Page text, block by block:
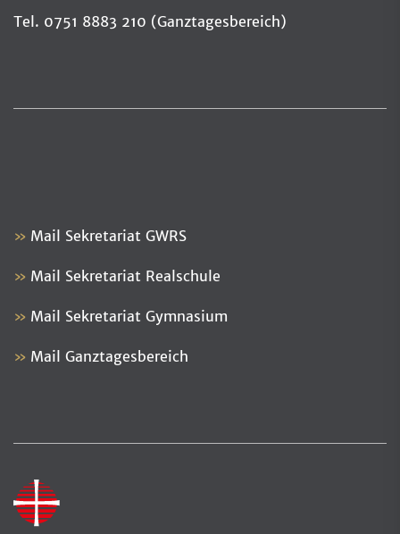
Tel. 0751 8883 210 (Ganztagesbereich)
Mail Sekretariat GWRS
Mail Sekretariat Realschule
Mail Sekretariat Gymnasium
Mail Ganztagesbereich